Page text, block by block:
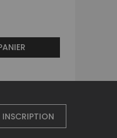
INSCRIPTION